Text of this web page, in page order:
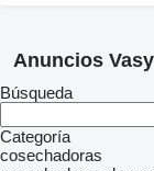
Anuncios
Búsqueda
Categoría
cosechadoras